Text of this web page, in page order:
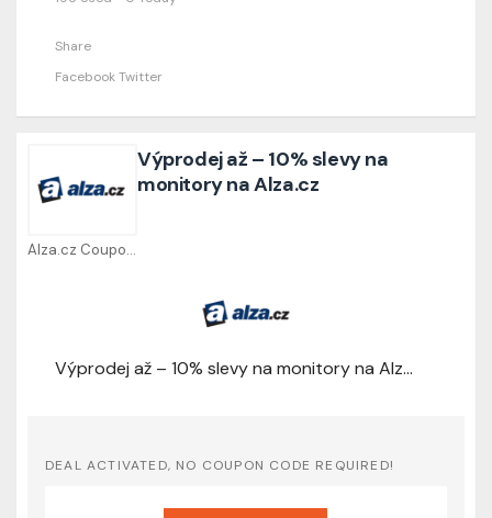
Share
FacebookTwitter
Alza.cz Coupons
Výprodej až – 10% slevy na
monitory na Alza.cz
Výprodej až – 10% slevy na monitory na Alza.cz
DEAL ACTIVATED, NO COUPON CODE REQUIRED!